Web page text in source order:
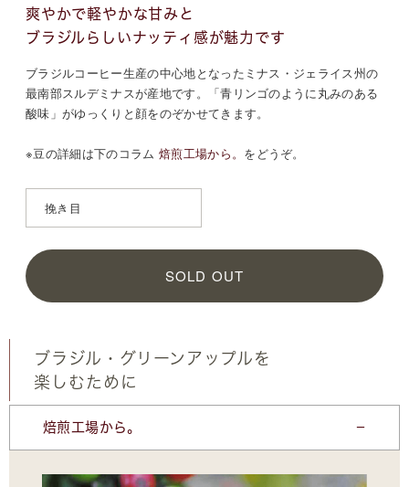
爽やかで軽やかな甘みと
ブラジルらしいナッティ感が魅力です
ブラジルコーヒー生産の中心地となったミナス・ジェライス州の
最南部スルデミナスが産地です。「青リンゴのように丸みのある
酸味」がゆっくりと顔をのぞかせてきます。
※豆の詳細は下のコラム 焙煎工場から。 をどうぞ。
SOLD OUT
ブラジル・グリーンアップルを
楽しむために
焙煎工場から。